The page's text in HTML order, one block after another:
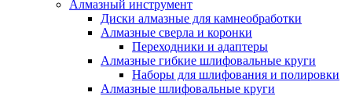
Алмазный инструмент
Диски алмазные для камнеобработки
Алмазные сверла и коронки
Переходники и адаптеры
Алмазные гибкие шлифовальные круги
Наборы для шлифования и полировки
Алмазные шлифовальные круги